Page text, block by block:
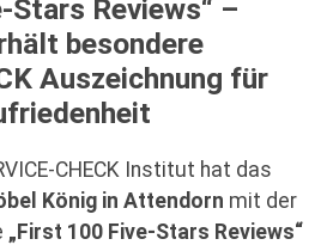
Stars Reviews“ –
besondere
Auszeichnung für
CHECK Institut hat das
König in Attendorn mit der
„First 100 Five-Stars Reviews“